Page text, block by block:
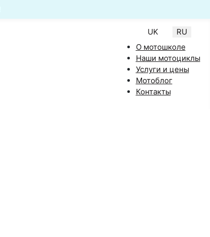
Выберите язык
UK
RU
О мотошколе
Наши мотоциклы
Услуги и цены
Мотоблог
Контакты